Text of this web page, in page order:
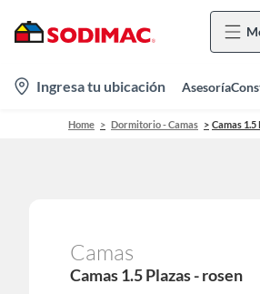
location-
icon
Ingresa tu ubicación Asesoría
Home Dormitorio - Camas Camas 1.5
Camas
Camas 1.5 Plazas - rosen